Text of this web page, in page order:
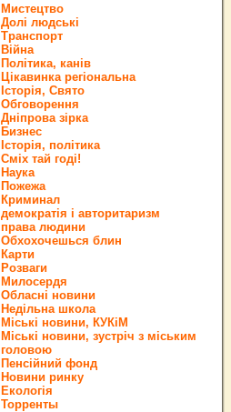
Мистецтво
Долі людські
Транспорт
Війна
Політика, канів
Цікавинка регіональна
Історія, Свято
Обговорення
Дніпрова зірка
Бизнес
Історія, політика
Сміх тай годі!
Наука
Пожежа
Криминал
демократія і авторитаризм
права людини
Обхохочешься блин
Карти
Розваги
Милосердя
Обласні новини
Недільна школа
Міські новини, КУКіМ
Міські новини, зустріч з міським
головою
Пенсійний фонд
Новини ринку
Екологія
Торренты